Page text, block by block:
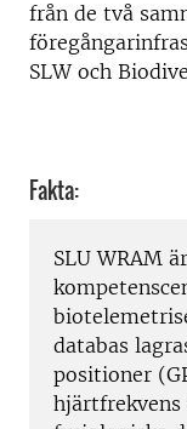
från de två
SLW och
Fakta:
SLU WRAM
databas
positioner